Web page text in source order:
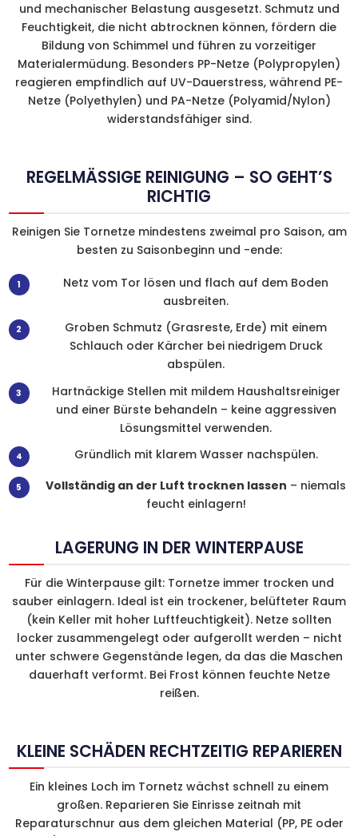
und mechanischer Belastung ausgesetzt. Schmutz und
Feuchtigkeit, die nicht abtrocknen können, fördern die
Bildung von Schimmel und führen zu vorzeitiger
Materialermüdung. Besonders PP-Netze (Polypropylen)
reagieren empfindlich auf UV-Dauerstress, während PE-
Netze (Polyethylen) und PA-Netze (Polyamid/Nylon)
widerstandsfähiger sind.
REGELMÄSSIGE REINIGUNG – SO GEHT’S R
ICHTIG
Reinigen Sie Tornetze mindestens zweimal pro Saison, am
besten zu Saisonbeginn und -ende:
Netz vom Tor lösen und flach auf dem Boden
ausbreiten.
Groben Schmutz (Grasreste, Erde) mit einem
Schlauch oder Kärcher bei niedrigem Druck
abspülen.
Hartnäckige Stellen mit mildem Haushaltsreiniger
und einer Bürste behandeln – keine aggressiven
Lösungsmittel verwenden.
Gründlich mit klarem Wasser nachspülen.
Vollständig an der Luft trocknen lassen – niemals
feucht einlagern!
LAGERUNG IN DER WINTERPAUSE
Für die Winterpause gilt: Tornetze immer trocken und
sauber einlagern. Ideal ist ein trockener, belüfteter Raum
(kein Keller mit hoher Luftfeuchtigkeit). Netze sollten
locker zusammengelegt oder aufgerollt werden – nicht
unter schwere Gegenstände legen, da das die Maschen
dauerhaft verformt. Bei Frost können feuchte Netze
reißen.
KLEINE SCHÄDEN RECHTZEITIG REPARIEREN
Ein kleines Loch im Tornetz wächst schnell zu einem
großen. Reparieren Sie Einrisse zeitnah mit
Reparaturschnur aus dem gleichen Material (PP, PE oder